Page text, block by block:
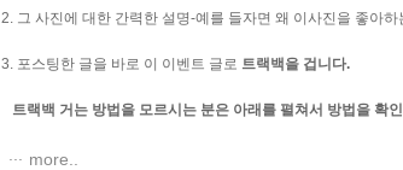
2. 그 사진에 대한 간력한 설명-예를 들자면 왜 이사진을 좋아
3. 포스팅한 글을 바로 이 이벤트 글로 트랙백을 겁니다.
트랙백 거는 방법을 모르시는 분은 아래를 펼쳐서 방법을 확
more..